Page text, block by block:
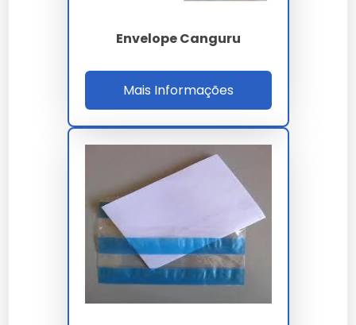
Para especificação B2B o gestor de suprimentos
10 mg/dm² conforme Resolução GMC 03/92,
MTBF de fixação automática superior a 1100
horas, setup inferior a 12 minutos por arte e ROI
estimado em 12% ao ano sobre envelopes de
papel autoadesivo, considerando vida útil de 36
meses e resistência a até 200 ciclos de flexão
sem trincas. Rendimento útil da bobina é 97,2%.
PARÂMETRO ESPECIFICAÇÃO
Material
BOPP biorientado
Espessura
90 µm 3%
Envelope Canguru
Mais Informações